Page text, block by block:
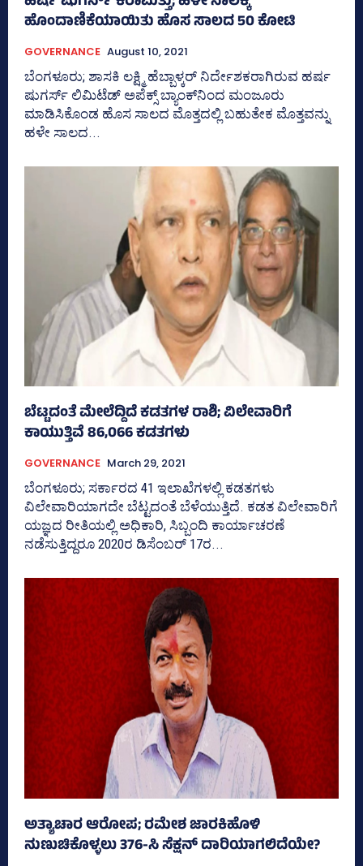
ಹೊಂದಾಣಿಕೆಯಾಯಿತು ಹೊಸ ಸಾಲದ 50 ಕೋಟಿ
GOVERNANCE August 10, 2021
ಬೆಂಗಳೂರು; ಶಾಸಕಿ ಲಕ್ಷ್ಮಿ ಹೆಬ್ಬಾಳ್ಕರ್‌ ನಿರ್ದೇಶಕರಾಗಿರುವ ಹರ್ಷ
ಷುಗರ್ಸ್‌ ಲಿಮಿಟೆಡ್‌ ಅಪೆಕ್ಸ್‌ ಬ್ಯಾಂಕ್‌ನಿಂದ ಮಂಜೂರು
ಮಾಡಿಸಿಕೊಂಡ ಹೊಸ ಸಾಲದ ಮೊತ್ತದಲ್ಲಿ ಬಹುತೇಕ ಮೊತ್ತವನ್ನು
ಹಳೇ ಸಾಲದ...
ಬೆಟ್ಟದಂತೆ ಮೇಲೆದ್ದಿದೆ ಕಡತಗಳ ರಾಶಿ; ವಿಲೇವಾರಿಗೆ
ಕಾಯುತ್ತಿವೆ 86,066 ಕಡತಗಳು
GOVERNANCE March 29, 2021
ಬೆಂಗಳೂರು; ಸರ್ಕಾರದ 41 ಇಲಾಖೆಗಳಲ್ಲಿ ಕಡತಗಳು
ವಿಲೇವಾರಿಯಾಗದೇ ಬೆಟ್ಟದಂತೆ ಬೆಳೆಯುತ್ತಿದೆ. ಕಡತ ವಿಲೇವಾರಿಗೆ
ಯಜ್ಞದ ರೀತಿಯಲ್ಲಿ ಅಧಿಕಾರಿ, ಸಿಬ್ಬಂದಿ ಕಾರ್ಯಾಚರಣೆ
ನಡೆಸುತ್ತಿದ್ದರೂ 2020ರ ಡಿಸೆಂಬರ್‌ 17ರ...
ಅತ್ಯಾಚಾರ ಆರೋಪ; ರಮೇಶ ಜಾರಕಿಹೊಳಿ
ನುಣುಚಿಕೊಳ್ಳಲು 376-ಸಿ ಸೆಕ್ಷನ್ ದಾರಿಯಾಗಲಿದೆಯೇ?